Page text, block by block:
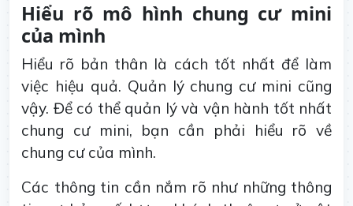
Hiểu rõ mô hình chung cư mini
của mình
Hiểu rõ bản thân là cách tốt nhất để làm
việc hiệu quả. Quản lý chung cư mini cũng
vậy. Để có thể quản lý và vận hành tốt nhất
chung cư mini, bạn cần phải hiểu rõ về
chung cư của mình.
Các thông tin cần nắm rõ như những thông